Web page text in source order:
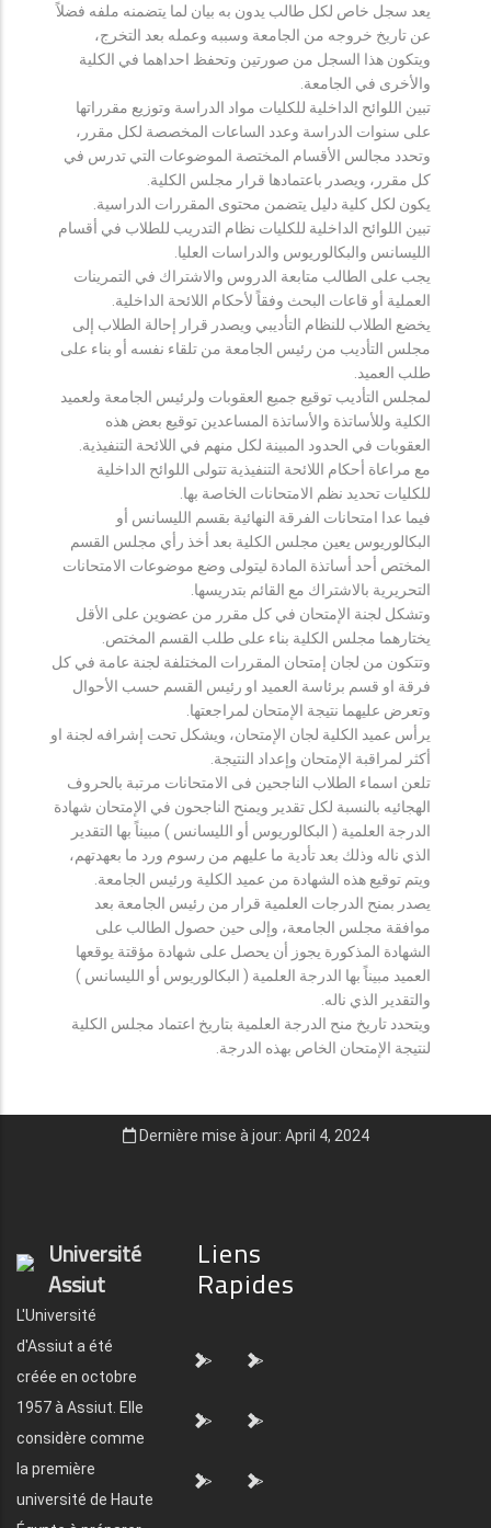
يعد سجل خاص لكل طالب يدون به بيان لما يتضمنه ملفه فضلاً
عن تاريخ خروجه من الجامعة وسببه وعمله بعد التخرج،
ويتكون هذا السجل من صورتين وتحفظ احداهما في الكلية
والأخرى في الجامعة.
تبين اللوائح الداخلية للكليات مواد الدراسة وتوزيع مقرراتها
على سنوات الدراسة وعدد الساعات المخصصة لكل مقرر،
وتحدد مجالس الأقسام المختصة الموضوعات التي تدرس في
كل مقرر، ويصدر باعتمادها قرار مجلس الكلية.
يكون لكل كلية دليل يتضمن محتوى المقررات الدراسية.
تبين اللوائح الداخلية للكليات نظام التدريب للطلاب في أقسام
الليسانس والبكالوريوس والدراسات العليا.
يجب على الطالب متابعة الدروس والاشتراك في التمرينات
العملية أو قاعات البحث وفقاً لأحكام اللائحة الداخلية.
يخضع الطلاب للنظام التأديبي ويصدر قرار إحالة الطلاب إلى
مجلس التأديب من رئيس الجامعة من تلقاء نفسه أو بناء على
طلب العميد.
لمجلس التأديب توقيع جميع العقوبات ولرئيس الجامعة ولعميد
الكلية وللأساتذة والأساتذة المساعدين توقيع بعض هذه
العقوبات في الحدود المبينة لكل منهم في اللائحة التنفيذية.
مع مراعاة أحكام اللائحة التنفيذية تتولى اللوائح الداخلية
للكليات تحديد نظم الامتحانات الخاصة بها.
فيما عدا امتحانات الفرقة النهائية بقسم الليسانس أو
البكالوريوس يعين مجلس الكلية بعد أخذ رأي مجلس القسم
المختص أحد أساتذة المادة ليتولى وضع موضوعات الامتحانات
التحريرية بالاشتراك مع القائم بتدريسها.
وتشكل لجنة الإمتحان في كل مقرر من عضوين على الأقل
يختارهما مجلس الكلية بناء على طلب القسم المختص.
وتتكون من لجان إمتحان المقررات المختلفة لجنة عامة في كل
فرقة او قسم برئاسة العميد او رئيس القسم حسب الأحوال
وتعرض عليهما نتيجة الإمتحان لمراجعتها.
يرأس عميد الكلية لجان الإمتحان، ويشكل تحت إشرافه لجنة او
أكثر لمراقبة الإمتحان وإعداد النتيجة.
تلعن اسماء الطلاب الناجحين فى الامتحانات مرتبة بالحروف
الهجائيه بالنسبة لكل تقدير ويمنح الناجحون في الإمتحان شهادة
الدرجة العلمية ( البكالوريوس أو الليسانس ) مبيناً بها التقدير
الذي ناله وذلك بعد تأدية ما عليهم من رسوم ورد ما بعهدتهم،
ويتم توقيع هذه الشهادة من عميد الكلية ورئيس الجامعة.
يصدر بمنح الدرجات العلمية قرار من رئيس الجامعة بعد
موافقة مجلس الجامعة، وإلى حين حصول الطالب على
الشهادة المذكورة يجوز أن يحصل على شهادة مؤقتة يوقعها
العميد مبيناً بها الدرجة العلمية ( البكالوريوس أو الليسانس )
والتقدير الذي ناله.
ويتحدد تاريخ منح الدرجة العلمية بتاريخ اعتماد مجلس الكلية
لنتيجة الإمتحان الخاص بهذه الدرجة.
Dernière mise à jour: April 4, 2024
Université
Assiut
L'Université
d'Assiut a été
créée en octobre
1957 à Assiut. Elle
considère comme
la première
université de Haute
Liens
Rapides
"> ">
"> ">
"> ">